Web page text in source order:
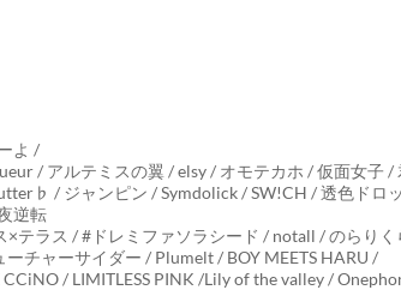
よ /
/ アルテミスの翼 / elsy / オモテカホ / 仮面女子 /
/ ジャンピン / Symdolick / SW!CH / 透色ドロ
逆転
テラス / #ドレミファソラシード / notall / のらりく
チャーサイダー / Plumelt / BOY MEETS HARU /
/ LIMITLESS PINK /Lily of the valley /